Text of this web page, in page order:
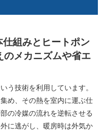
組みとヒートポン
のメカニズムや省エ
う技術を利用しています。
め、その熱を室内に運ぶ仕
の冷媒の流れを逆転させる
に逃がし、暖房時は外気か